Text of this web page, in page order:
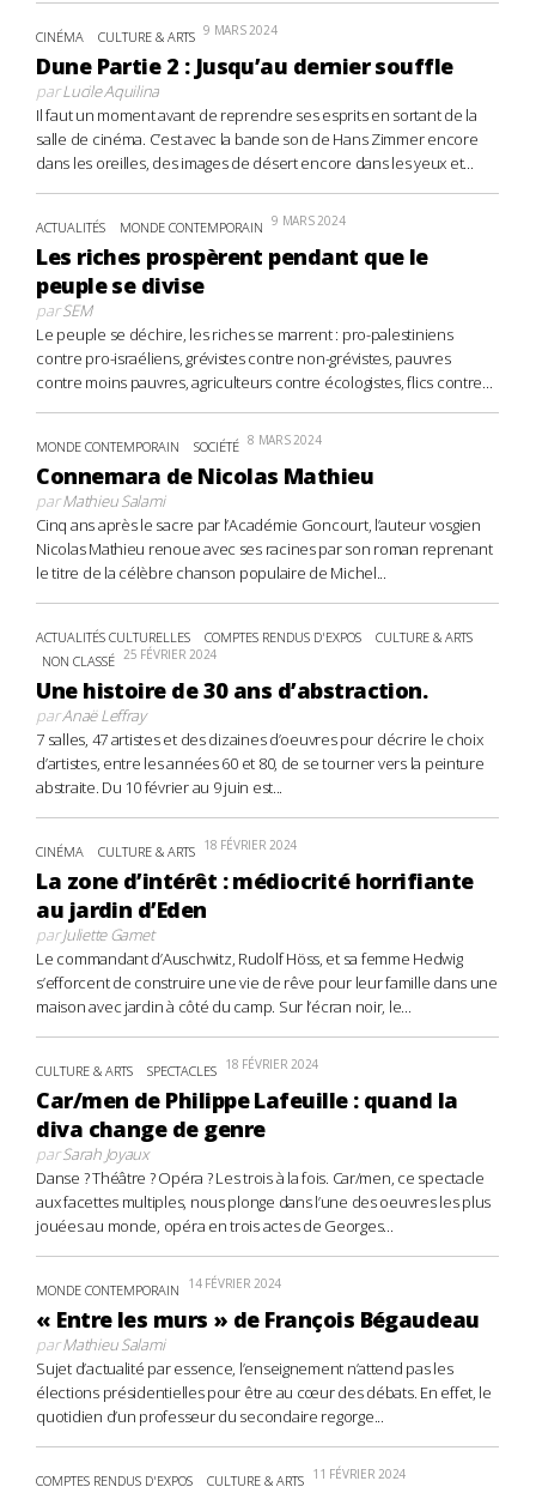
CINÉMA CULTURE & ARTS 9 MARS 2024
Dune Partie 2 : Jusqu’au dernier souffle
parLucile Aquilina
Il faut un moment avant de reprendre ses esprits en sortant de la
salle de cinéma. C’est avec la bande son de Hans Zimmer encore
dans les oreilles, des images de désert encore dans les yeux et...
ACTUALITÉS MONDE CONTEMPORAIN 9 MARS 2024
Les riches prospèrent pendant que le
peuple se divise
parSEM
Le peuple se déchire, les riches se marrent : pro-palestiniens
contre pro-israéliens, grévistes contre non-grévistes, pauvres
contre moins pauvres, agriculteurs contre écologistes, flics contre...
MONDE CONTEMPORAIN SOCIÉTÉ 8 MARS 2024
Connemara de Nicolas Mathieu
parMathieu Salami
Cinq ans après le sacre par l’Académie Goncourt, l’auteur vosgien
Nicolas Mathieu renoue avec ses racines par son roman reprenant
le titre de la célèbre chanson populaire de Michel...
ACTUALITÉS CULTURELLES COMPTES RENDUS D'EXPOS
CULTURE & ARTS
NON CLASSÉ 25 FÉVRIER 2024
Une histoire de 30 ans d’abstraction.
parAnaë Leffray
7 salles, 47 artistes et des dizaines d’oeuvres pour décrire le choix
d’artistes, entre les années 60 et 80, de se tourner vers la peinture
abstraite. Du 10 février au 9 juin est...
CINÉMA CULTURE & ARTS 18 FÉVRIER 2024
La zone d’intérêt : médiocrité horrifiante
au jardin d’Eden
parJuliette Gamet
Le commandant d’Auschwitz, Rudolf Höss, et sa femme Hedwig
s’efforcent de construire une vie de rêve pour leur famille dans une
maison avec jardin à côté du camp. Sur l’écran noir, le...
CULTURE & ARTS SPECTACLES 18 FÉVRIER 2024
Car/men de Philippe Lafeuille : quand la
diva change de genre
parSarah Joyaux
Danse ? Théâtre ? Opéra ? Les trois à la fois. Car/men, ce spectacle
aux facettes multiples, nous plonge dans l’une des oeuvres les plus
jouées au monde, opéra en trois actes de Georges...
MONDE CONTEMPORAIN 14 FÉVRIER 2024
« Entre les murs » de François Bégaudeau
parMathieu Salami
Sujet d’actualité par essence, l’enseignement n’attend pas les
élections présidentielles pour être au cœur des débats. En effet, le
quotidien d’un professeur du secondaire regorge...
COMPTES RENDUS D'EXPOS CULTURE & ARTS 11 FÉVRIER 2024